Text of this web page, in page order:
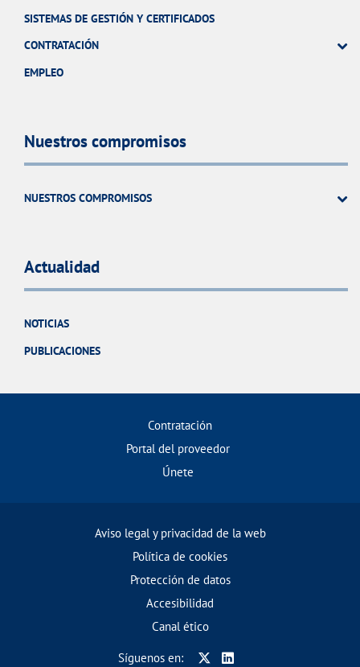
SISTEMAS DE GESTIÓN Y CERTIFICADOS
CONTRATACIÓN
EMPLEO
Nuestros compromisos
NUESTROS COMPROMISOS
Actualidad
NOTICIAS
PUBLICACIONES
Contratación
Portal del proveedor
Únete
Aviso legal y privacidad de la web
Política de cookies
Protección de datos
Accesibilidad
Canal ético
Síguenos en: